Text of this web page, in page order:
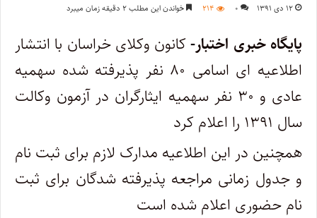
۱۲ دی ۱۳۹۱ ۰ ۲۱۴ خواندن این مطلب ۲ دقیقه زمان میبرد
پایگاه خبری اختبار-کانون وکلای خراسان با انتشار
اطلاعیه ای اسامی ۸۰ نفر پذیرفته شده سهمیه
عادی و ۳۰ نفر سهمیه ایثارگران در آزمون وکالت
سال ۱۳۹۱ را اعلام کرد
همچنین در این اطلاعیه مدارک لازم برای ثبت نام
و جدول زمانی مراجعه پذیرفته شدگان برای ثبت
نام حضوری اعلام شده است